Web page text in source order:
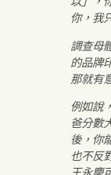
你，我
調查母
的品牌
那就有
例如說
爸分數
後，你
也不反